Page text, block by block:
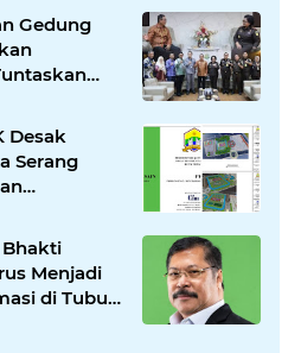
Gedung
Desak
Serang
Alun-
Bhakti
Menjadi
di Tubuh